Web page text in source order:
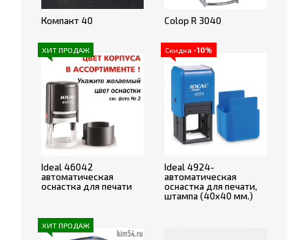
Компакт 40 Colop R 3040
ХИТ ПРОДАЖ
Ideal 46042
автоматическая
оснастка для печати
Скидка -10%
Ideal 4924-
автоматическая
оснастка для печати,
штампа (40x40 мм.)
ХИТ ПРОДАЖ